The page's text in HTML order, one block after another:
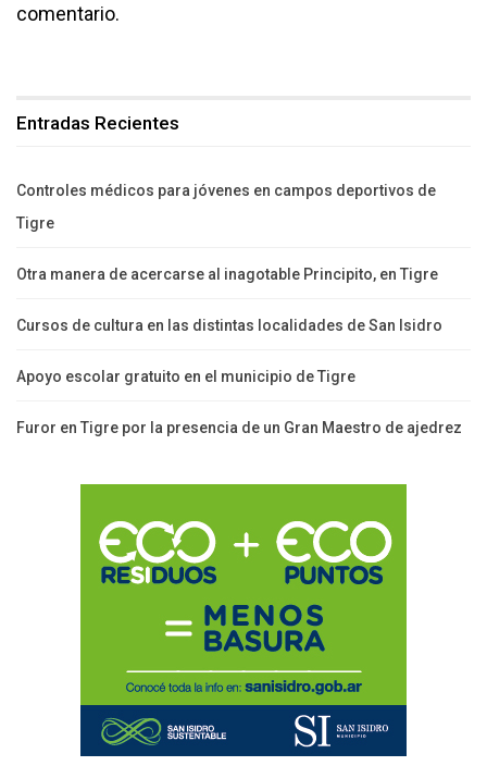
comentario.
Entradas Recientes
Controles médicos para jóvenes en campos deportivos de
Tigre
Otra manera de acercarse al inagotable Principito, en Tigre
Cursos de cultura en las distintas localidades de San Isidro
Apoyo escolar gratuito en el municipio de Tigre
Furor en Tigre por la presencia de un Gran Maestro de ajedrez